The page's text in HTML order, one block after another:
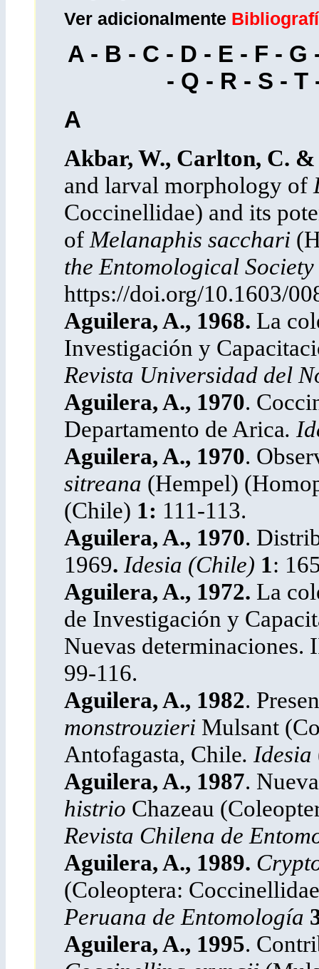
Ver adicionalmente
A - B - C - D - E - F - G
- Q - R - S - T
A
Akbar, W., Carlton, C. &
and larval morphology of
Coccinellidae) and its
of Melanaphis sacchari
the Entomological
https://doi.org/10.1603/
Aguilera, A., 1968. La
Investigación y
Revista Universidad del
Aguilera, A., 1970.
Departamento de Arica.
Aguilera, A., 1970.
sitreana (Hempel)
(Chile) 1: 111-113.
Aguilera, A., 1970.
1969. Idesia (Chile) 1:
Aguilera, A., 1972. La
de Investigación y
Nuevas
99-116.
Aguilera, A., 1982.
monstrouzieriMulsant
Antofagasta, Chile. Idesia
Aguilera, A., 1987.
histrio Chazeau
Revista Chilena de
Aguilera, A., 1989.
(Coleoptera:
Peruana de Entomología
Aguilera, A., 1995.